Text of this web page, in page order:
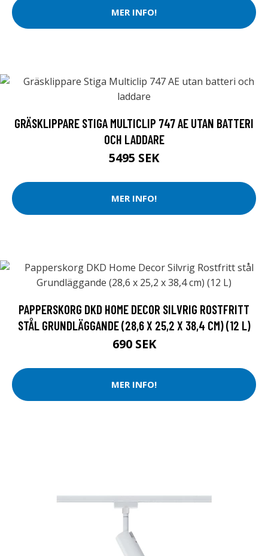
MER INFO!
GRÄSKLIPPARE STIGA MULTICLIP 747 AE UTAN BATTERI
OCH LADDARE
5495 SEK
MER INFO!
PAPPERSKORG DKD HOME DECOR SILVRIG ROSTFRITT
STÅL GRUNDLÄGGANDE (28,6 X 25,2 X 38,4 CM) (12 L)
690 SEK
MER INFO!